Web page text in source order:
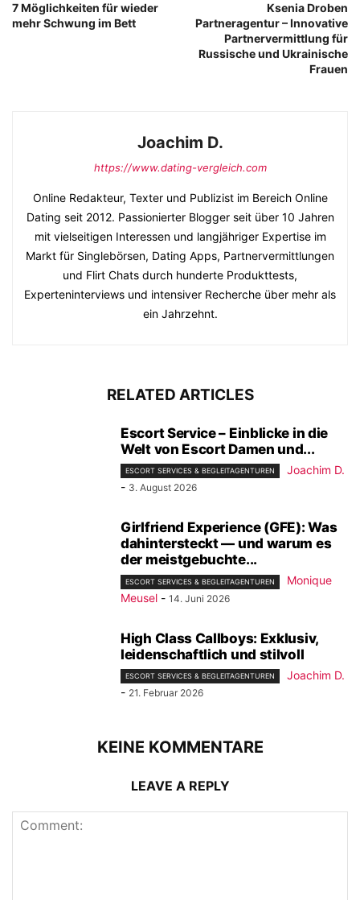
7 Möglichkeiten für wieder
mehr Schwung im Bett
Ksenia Droben
Partneragentur – Innovative
Partnervermittlung für
Russische und Ukrainische
Frauen
Joachim D.
https://www.dating-vergleich.com
Online Redakteur, Texter und Publizist im Bereich Online
Dating seit 2012. Passionierter Blogger seit über 10 Jahren
mit vielseitigen Interessen und langjähriger Expertise im
Markt für Singlebörsen, Dating Apps, Partnervermittlungen
und Flirt Chats durch hunderte Produkttests,
Experteninterviews und intensiver Recherche über mehr als
ein Jahrzehnt.
RELATED ARTICLES
Escort Service – Einblicke in die
Welt von Escort Damen und...
ESCORT SERVICES & BEGLEITAGENTUREN
Joachim D.
- 3. August 2026
Girlfriend Experience (GFE): Was
dahintersteckt — und warum es
der meistgebuchte...
ESCORT SERVICES & BEGLEITAGENTUREN
Monique
Meusel - 14. Juni 2026
High Class Callboys: Exklusiv,
leidenschaftlich und stilvoll
ESCORT SERVICES & BEGLEITAGENTUREN
Joachim D.
- 21. Februar 2026
KEINE KOMMENTARE
LEAVE A REPLY